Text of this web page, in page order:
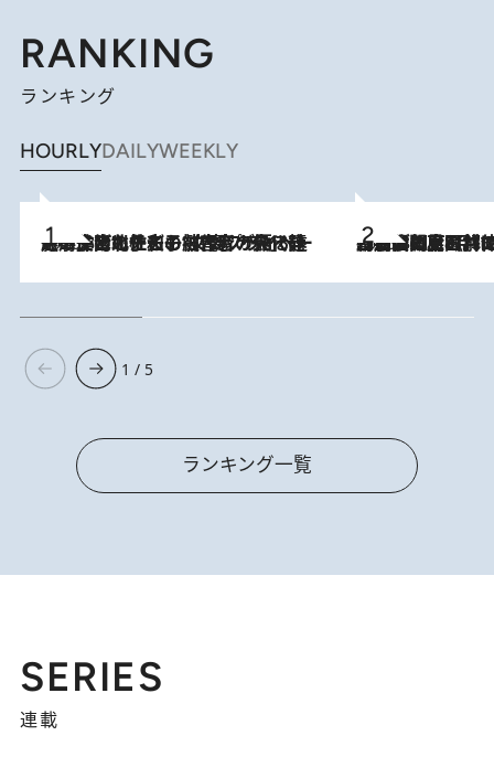
RANKING
ランキング
HOURLYDAILYWEEKLY
2026.8.3
《「文士の子ども被害者の会」発足！》阿川佐和子（72）が語る遠藤周作に北杜夫、劇作家・矢代静一の子どもたちの“文豪プライベート事件簿” 2026.8.8
「最後に見られてよかった」上野動物園の東園パンダ舎が解体前に特別公開。8月16日まで延長されたパネル展と共に辿る“半世紀”のパンダ飼育《解体工事の図面あり》
1 / 5
ランキング一覧
SERIES
連載